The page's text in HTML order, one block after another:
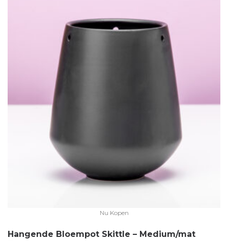
Nu Kopen
Hangende Bloempot Skittle – Medium/mat